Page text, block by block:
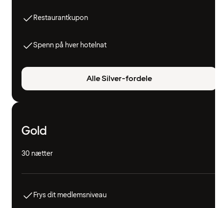
Restaurantkupon
Spenn på hver hotelnat
Alle Silver-fordele
Gold
30 nætter
Frys dit medlemsniveau